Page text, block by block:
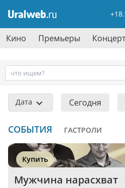
Кино Премьеры
Дата Сегодня
СОБЫТИЯ ГАСТРОЛИ
Купить
Мужчина нарасхват